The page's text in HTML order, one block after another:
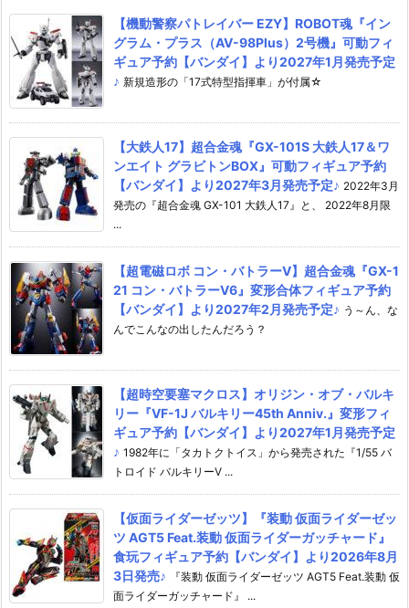
【機動警察パトレイバー EZY】ROBOT魂『イン
グラム・プラス（AV-98Plus）2号機』可動フィ
ギュア予約【バンダイ】より2027年1月発売予定
♪ 新規造形の「17式特型指揮車」が付属☆
【大鉄人17】超合金魂『GX-101S 大鉄人17＆ワ
ンエイト グラビトンBOX』可動フィギュア予約
【バンダイ】より2027年3月発売予定♪ 2022年3月
発売の『超合金魂 GX-101 大鉄人17』と、 2022年8月限
...
【超電磁ロボ コン・バトラーV】超合金魂『GX-1
21 コン・バトラーV6』変形合体フィギュア予約
【バンダイ】より2027年2月発売予定♪ う～ん、な
んでこんなの出したんだろう？
【超時空要塞マクロス】オリジン・オブ・バルキ
リー『VF-1J バルキリー45th Anniv.』変形フィ
ギュア予約【バンダイ】より2027年1月発売予定
♪ 1982年に「タカトクトイス」から発売された『1/55 バ
トロイド バルキリーV ...
【仮面ライダーゼッツ】『装動 仮面ライダーゼッ
ツ AGT5 Feat.装動 仮面ライダーガッチャード』
食玩フィギュア予約【バンダイ】より2026年8月
3日発売♪
『装動 仮面ライダーゼッツ AGT5 Feat.装動 仮
面ライダーガッチャード』 ...